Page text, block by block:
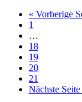
« Vorherige
1
…
18
19
20
21
Nächste Seite